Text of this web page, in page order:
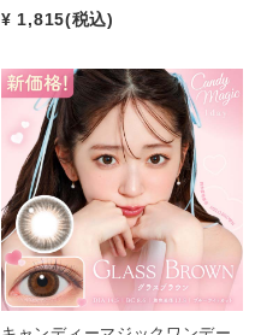
¥ 1,815(税込)